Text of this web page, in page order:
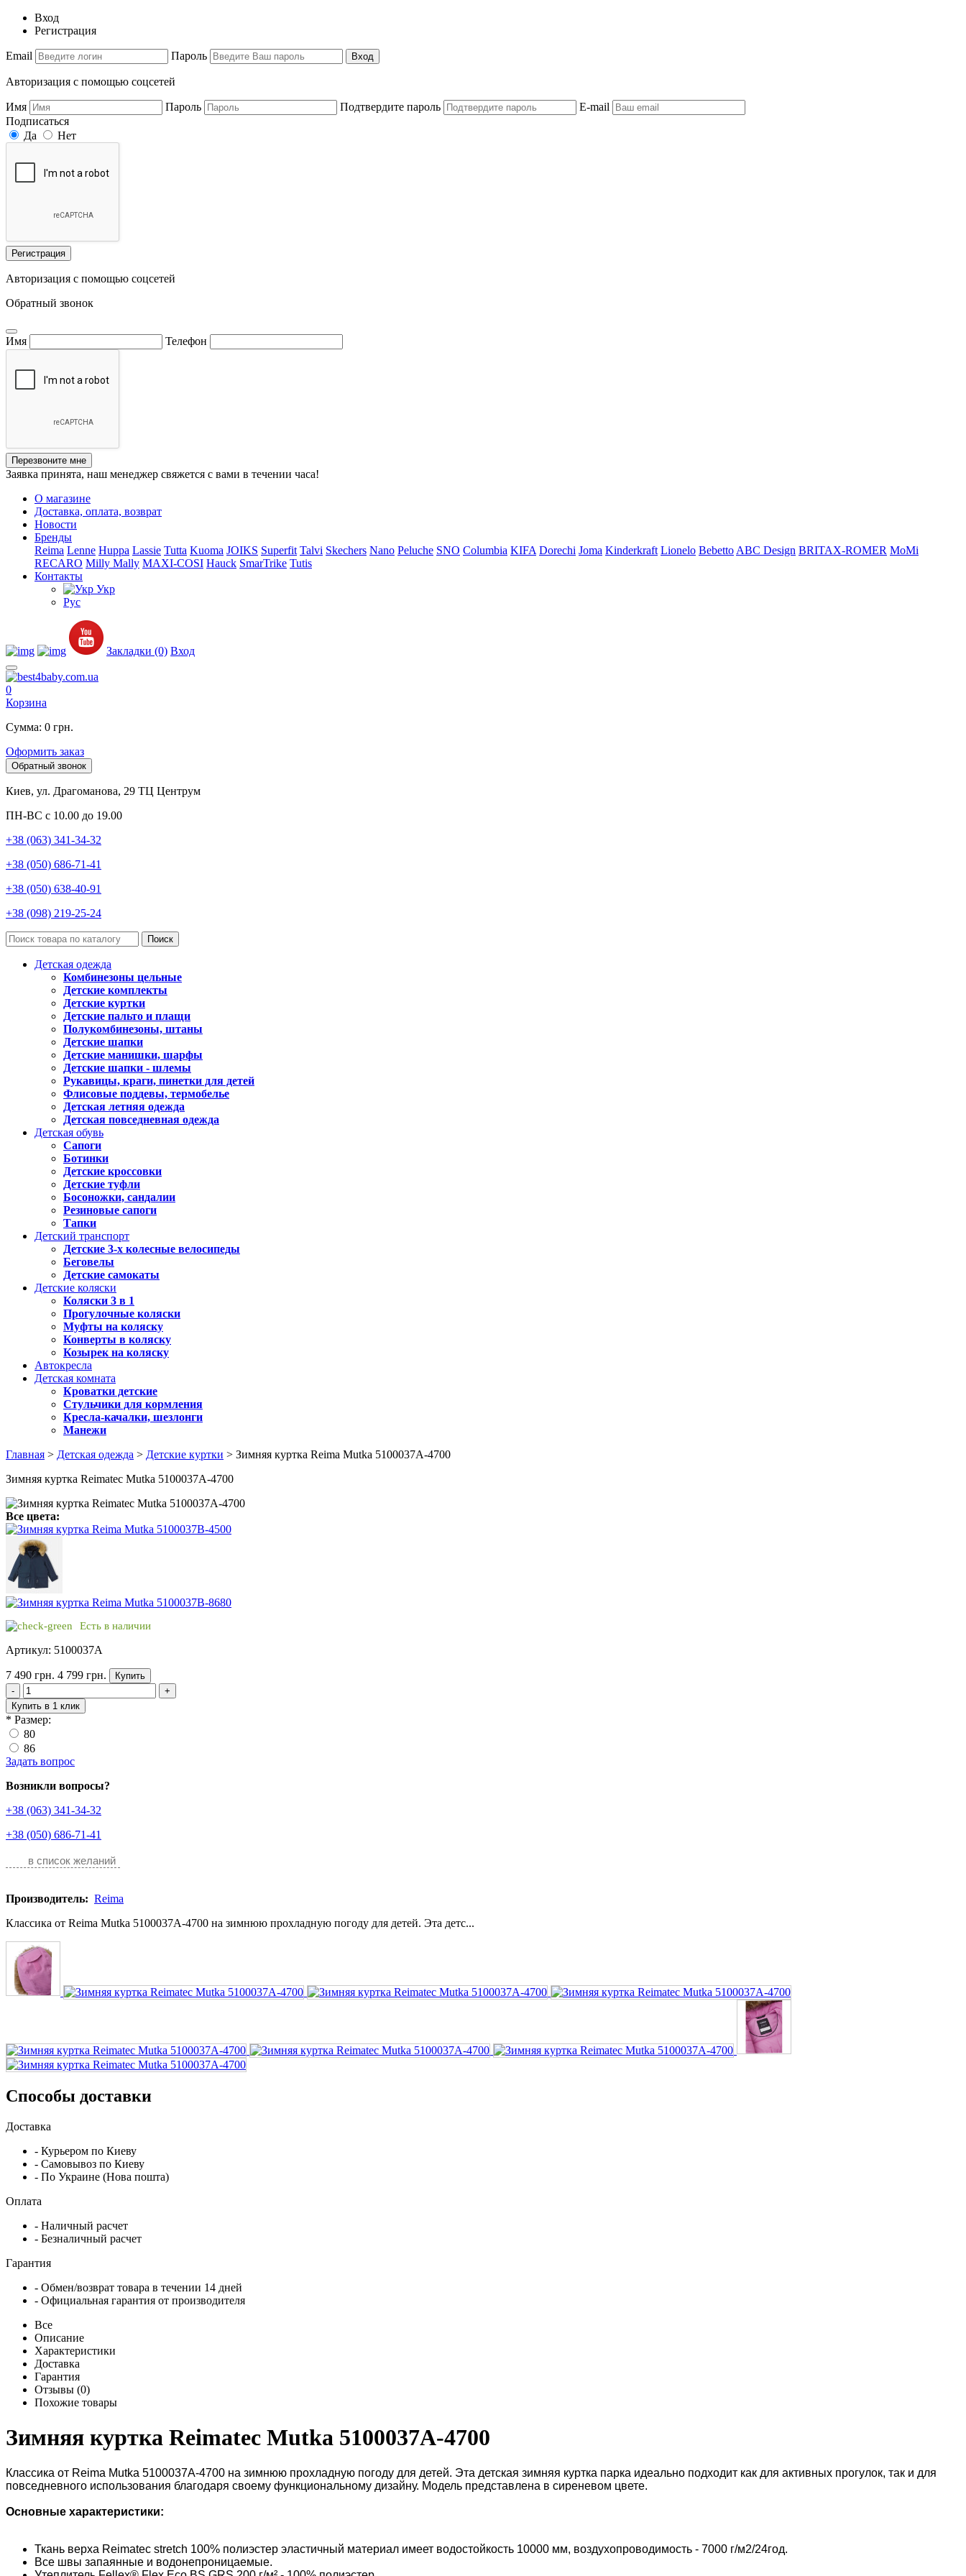
Вход
Регистрация
Email Пароль Вход
Авторизация с помощью соцсетей
Имя Пароль Подтвердите пароль
E-mail
Подписаться
Да
Нет
Регистрация
Авторизация с помощью соцсетей
Обратный звонок
Имя Телефон
Перезвоните мне
Заявка принята, наш менеджер свяжется с вами в течении часа!
О магазине
Доставка, оплата, возврат
Новости
Бренды
Reima Lenne Huppa Lassie Tutta Kuoma JOIKS Superfit Talvi Skechers Nano Peluche SNO Columbia KIFA Dorechi Joma Kinderkraft Lionelo Bebetto ABC Design BRITAX-ROMER MoMi
RECARO Milly Mally MAXI-COSI Hauck SmarTrike Tutis
Контакты
Укр
Рус
Закладки (0) Вход
0
Корзина
Сумма: 0 грн.
Оформить заказ
Обратный звонок
Киев, ул. Драгоманова, 29 ТЦ Центрум
ПН-ВС с 10.00 до 19.00
+38 (063) 341-34-32
+38 (050) 686-71-41
+38 (050) 638-40-91
+38 (098) 219-25-24
Поиск
Детская одежда
Комбинезоны цельные
Детские комплекты
Детские куртки
Детские пальто и плащи
Полукомбинезоны, штаны
Детские шапки
Детские манишки, шарфы
Детские шапки - шлемы
Рукавицы, краги, пинетки для детей
Флисовые поддевы, термобелье
Детская летняя одежда
Детская повседневная одежда
Детская обувь
Сапоги
Ботинки
Детские кроссовки
Детские туфли
Босоножки, сандалии
Резиновые сапоги
Тапки
Детский транспорт
Детские 3-х колесные велосипеды
Беговелы
Детские самокаты
Детские коляски
Коляски 3 в 1
Прогулочные коляски
Муфты на коляску
Конверты в коляску
Козырек на коляску
Автокресла
Детская комната
Кроватки детские
Стульчики для кормления
Кресла-качалки, шезлонги
Манежи
Главная > Детская одежда > Детские куртки > Зимняя куртка Reima Mutka 5100037A-4700
Зимняя куртка Reimatec Mutka 5100037A-4700
Все цвета:
Есть в наличии
Артикул: 5100037A
7 490 грн. 4 799 грн.
Купить
-
+
Купить в 1 клик
* Размер:
80
86
Задать вопрос
Возникли вопросы?
+38 (063) 341-34-32
+38 (050) 686-71-41
в список желаний
Производитель: Reima
Классика от Reima Mutka 5100037A-4700 на зимнюю прохладную погоду для детей. Эта детс...
Способы доставки
Доставка
- Курьером по Киеву
- Самовывоз по Киеву
- По Украине (Нова пошта)
Оплата
- Наличный расчет
- Безналичный расчет
Гарантия
- Обмен/возврат товара в течении 14 дней
- Официальная гарантия от производителя
Все
Описание
Характеристики
Доставка
Гарантия
Отзывы (0)
Похожие товары
Зимняя куртка Reimatec Mutka 5100037A-4700
Классика от Reima Mutka 5100037A-4700 на зимнюю прохладную погоду для детей. Эта детская зимняя куртка парка идеально подходит как для активных прогулок, так и для
повседневного использования благодаря своему функциональному дизайну. Модель представлена в сиреневом цвете.
Основные характеристики:
Ткань верха Reimatec stretch 100% полиэстер эластичный материал имеет водостойкость 10000 мм, воздухопроводимость - 7000 г/м2/24год.
Все швы запаянные и водонепроницаемые.